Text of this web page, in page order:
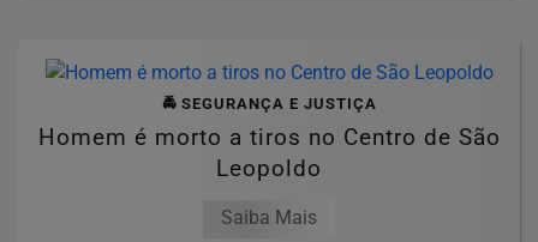
🚔 SEGURANÇA E JUSTIÇA
Homem é morto a tiros no Centro de São
Leopoldo
Saiba Mais